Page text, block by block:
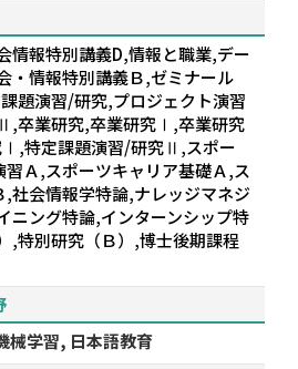
情報特別講義D,情報と職業,デー
・情報特別講義Ｂ,ゼミナール
題演習/研究,プロジェクト演習
卒業研究,卒業研究Ⅰ,卒業研究
特定課題演習/研究Ⅱ,スポー
Ａ,スポーツキャリア基礎Ａ,ス
社会情報学特論,ナレッジマネジ
ニング特論,インターンシップ特
,特別研究（Ｂ）,博士後期課程
械学習, 日本語教育